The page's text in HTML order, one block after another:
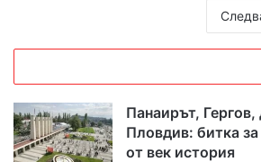
Панаирът,
Пловдив: битка
от век история